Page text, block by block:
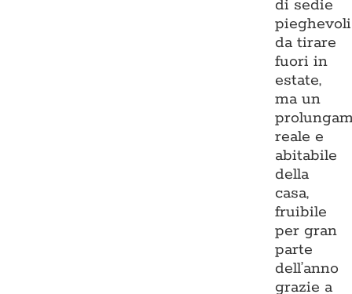
di sedie
pieghevoli
da tirare
fuori in
estate,
ma un
reale e
abitabile
della
casa,
fruibile
per gran
parte
dell’anno
grazie a